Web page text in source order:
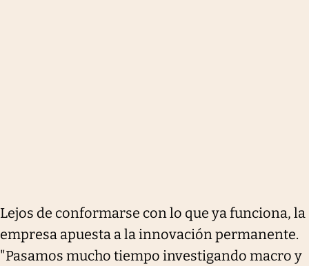
Lejos de conformarse con lo que ya funciona, la
empresa apuesta a la innovación permanente.
"Pasamos mucho tiempo investigando macro y